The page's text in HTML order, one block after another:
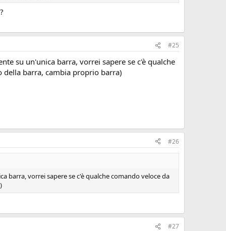
#25
su un'unica barra, vorrei sapere se c'è qualche
della barra, cambia proprio barra)
#26
barra, vorrei sapere se c'è qualche comando veloce da
#27